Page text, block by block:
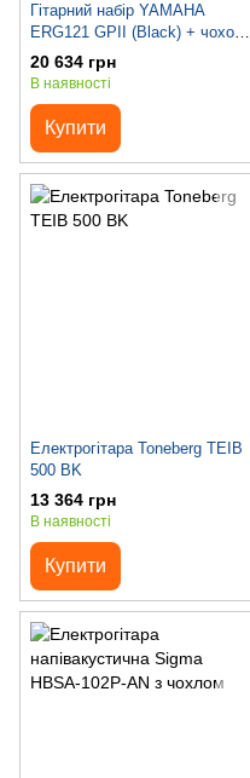
Гітарний набір YAMAHA
ERG121 GPII (Black) + чохол,
комбопідсилювач та
аксесуари
20 634 грн
В наявності
Купити
Електрогітара Toneberg TEIB
500 BK
13 364 грн
В наявності
Купити